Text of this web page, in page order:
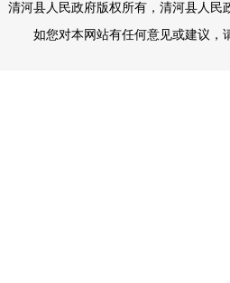
清河县人民政府版权所有，清河县人
如您对本网站有任何意见或建议，